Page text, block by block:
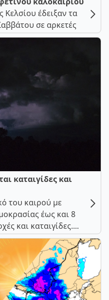
έδειξαν τα
σε αρκετές
καταιγίδες και
του καιρού με
έως και 8
και καταιγίδες....